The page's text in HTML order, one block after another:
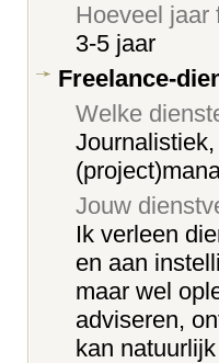
Hoeveel jaar
3-5 jaar
Freelance-
Welke
Jouw
Ik verleen
en aan
maar wel
adviseren,
kan